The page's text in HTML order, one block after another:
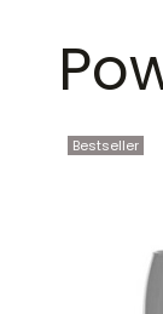
Bestseller